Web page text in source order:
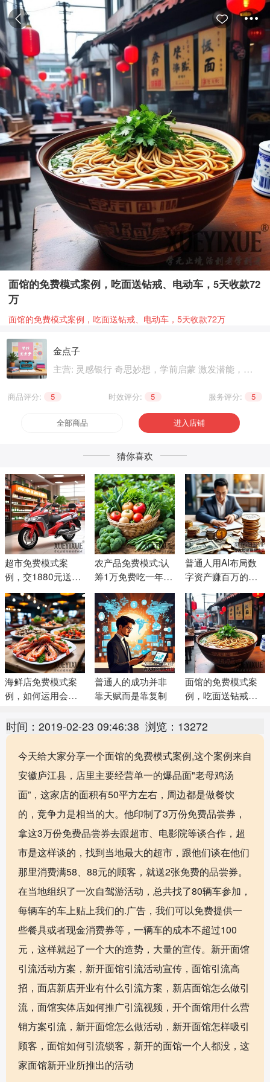
面馆的免费模式案例，吃面送钻戒、电动车，5天收款72
万
面馆的免费模式案例，吃面送钻戒、电动车，5天收款72万
金点子
主营: 灵感银行 奇思妙想，学前启蒙 激发潜能，基
个性生活，健康养生 精神文化
商品评分: 5 时效评分: 5 服务评分: 5
全部商品 进入店铺
猜你喜欢
超市免费模式案
例，交1880元送
1980元电动车，三
天充值270万元
农产品免费模式:认
筹1万免费吃一年
菜，1年后再无息退
还10000元
普通人用AI布局数
字资产赚百万的实
操落地方法
海鲜店免费模式案
例，如何运用会员
1200万
普通人的成功并非
靠天赋而是靠复制
面馆的免费模式案
例，吃面送钻戒、
万
时间：2019-02-23 09:46:38 浏览：13272
今天给大家分享一个面馆的免费模式案例,这个案例来自
安徽庐江县，店里主要经营单一的爆品面"老母鸡汤
面”，这家店的面积有50平方左右，周边都是做餐饮
的，竞争力是相当的大。他印制了3万份免费品尝券，
拿这3万份免费品尝券去跟超市、电影院等谈合作，超
市是这样谈的，找到当地最大的超市，跟他们谈在他们
那里消费满58、88元的顾客，就送2张免费的品尝券。
在当地组织了一次自驾游活动，总共找了80辆车参加，
每辆车的车上贴上我们的.广告，我们可以免费提供一
些餐具或者现金消费券等，一辆车的成本不超过100
元，这样就起了一个大的造势，大量的宣传。新开面馆
引流活动方案，新开面馆引流活动宣传，面馆引流高
招，面店新店开业有什么引流方案，新店面馆怎么做引
流，面馆实体店如何推广引流视频，开个面馆用什么营
销方案引流，新开面馆怎么做活动，新开面馆怎样吸引
顾客，面馆如何引流锁客，新开的面馆一个人都没，这
家面馆新开业所推出的活动